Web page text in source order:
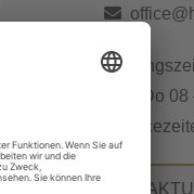
Mo - Do
»